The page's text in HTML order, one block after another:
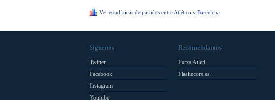
Ver estadísticas de partidos entre Atlético y Barcelona
Síguenos
Twitter
Facebook
Instagram
Youtube
Recomendamos
Forza Atleti
Flashscore.es